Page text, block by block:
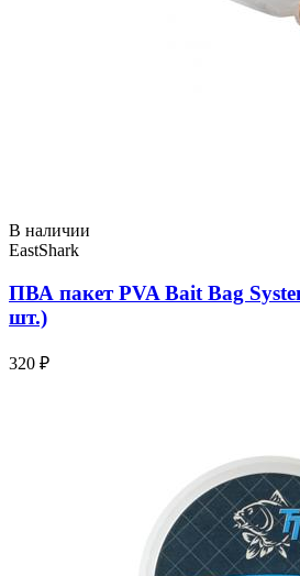
В наличии
EastShark
ПВА пакет PVA Bait Bag
шт.)
320 ₽